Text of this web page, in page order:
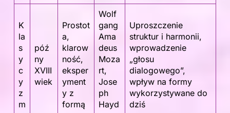
K
la
s
y
c
y
z
m
póź
ny
XVIII
wiek
Prostot
a,
klarow
ność,
eksper
yment
y z
formą
Wolf
gang
Ama
deus
Moza
rt,
Jose
ph
Hayd
Uproszczenie
struktur i harmonii,
wprowadzenie
„głosu
dialogowego”,
wpływ na formy
wykorzystywane do
dziś